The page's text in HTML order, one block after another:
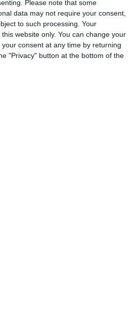
Please note that some
data may not require your consent,
to such processing. Your
website only. You can change your
consent at any time by returning
"Privacy" button at the bottom of the
ne pe Whatsapp
placut articolul?